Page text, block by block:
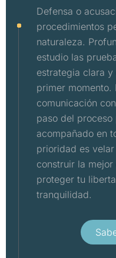
Defensa o
procedimientos
naturaleza.
estudio las
estrategia clara
primer momento.
comunicación
paso del
acompañado en
prioridad es
construir la
proteger tu
tranquilidad.